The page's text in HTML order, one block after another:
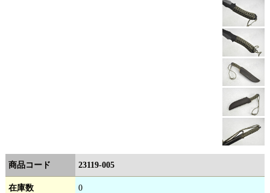
商品コード 23119-005
在庫数 0